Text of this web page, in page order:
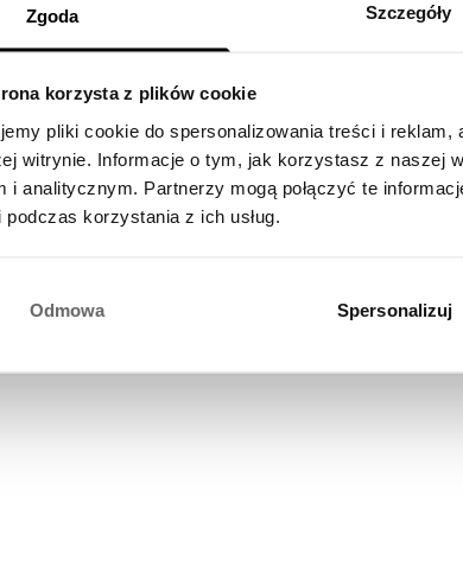
Zgoda Szczegóły
korzysta z plików cookie
pliki cookie do spersonalizowania treści i reklam,
witrynie. Informacje o tym, jak korzystasz z naszej
i analitycznym. Partnerzy mogą połączyć te
korzystania z ich usług.
Odmowa Spersonalizuj